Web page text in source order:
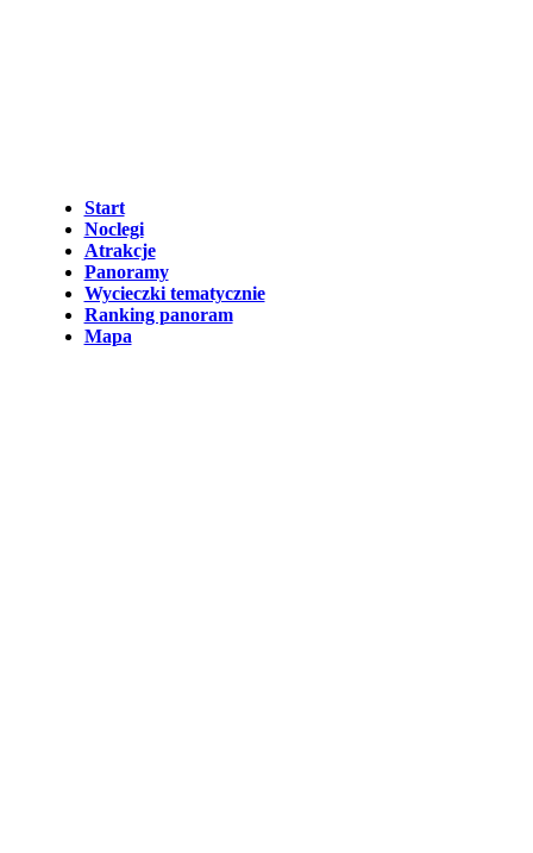
Start
Noclegi
Atrakcje
Panoramy
Wycieczki tematycznie
Ranking panoram
Mapa